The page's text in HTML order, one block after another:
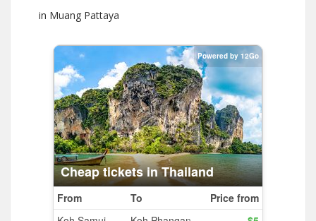
in Muang Pattaya